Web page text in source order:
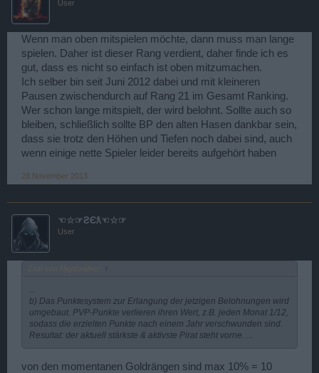
User
Wenn man oben mitspielen möchte, dann muss man lange
spielen. Daher ist dieser Rang verdient, daher finde ich es
gut, dass es nicht so einfach ist oben mitzumachen.
Ich selber bin seit Juni 2012 dabei und mit kleineren
Pausen zwischendurch auf Rang 21 im Gesamt Ranking.
Wer schon lange mitspielt, der wird belohnt. Sollte auch so
bleiben, schließlich sollte BP den alten Hasen dankbar sein,
dass sie trotz den Höhen und Tiefen noch dabei sind, auch
wenn einige nette Spieler leider bereits aufgehört haben
28 November 2013
☜☆☞ƧЄƛ☜☆☞
User
↑
...
b) Das Punktesystem zur Erlangung der jetzigen Belohnungen wird
umgebaut. PVP-Punkte verlieren ihren Wert, z.B. jeden Monat 1/12,
sodass die erzielten Punkte nach einem Jahr verschwunden sind.
Resultat: der aktuell stärkste & aktivste Pirat steht vorne. ...
von den momentanen Goldrängen sind max 10% = 10